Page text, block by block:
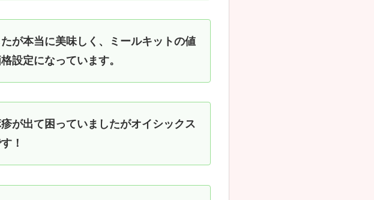
が本当に美味しく、ミールキットの値
設定になっています。
が出て困っていましたがオイシックス
！